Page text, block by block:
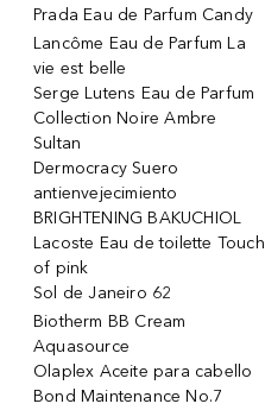
Prada Eau de Parfum Candy
Lancôme Eau de Parfum La
vie est belle
Serge Lutens Eau de Parfum
Collection Noire Ambre
Sultan
Dermocracy Suero
antienvejecimiento
BRIGHTENING BAKUCHIOL
Lacoste Eau de toilette Touch
of pink
Sol de Janeiro 62
Biotherm BB Cream
Aquasource
Olaplex Aceite para cabello
Bond Maintenance No.7